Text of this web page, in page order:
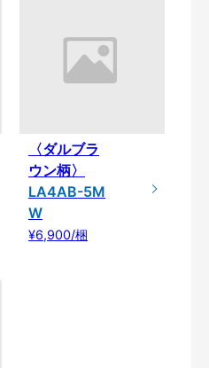
〈ダルブラ
ウン柄〉
LA4AB-5M
W
¥6,900/梱